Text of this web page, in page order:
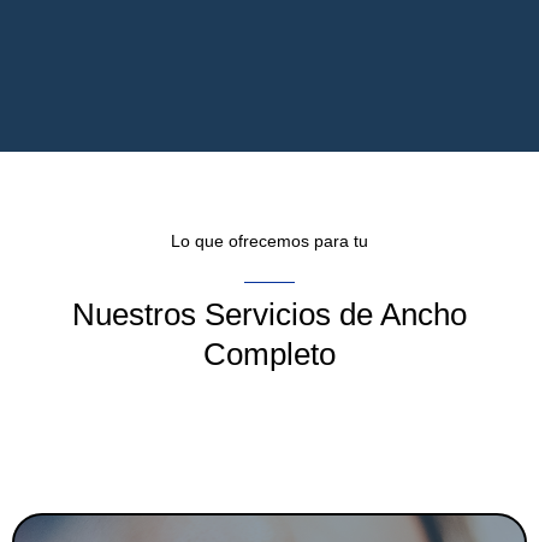
Lo que ofrecemos para tu
Nuestros Servicios de Ancho
Completo